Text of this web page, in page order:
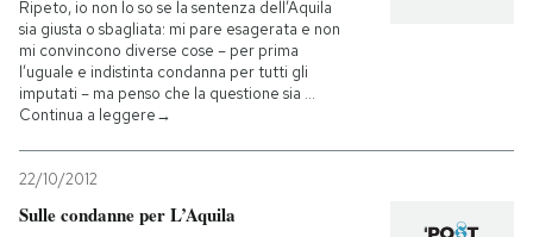
Ripeto, io non lo so se la sentenza dell’Aquila
sia giusta o sbagliata: mi pare esagerata e non
mi convincono diverse cose – per prima
l’uguale e indistinta condanna per tutti gli
imputati – ma penso che la questione sia …
Continua a leggere→
22/10/2012
Sulle condanne per L’Aquila